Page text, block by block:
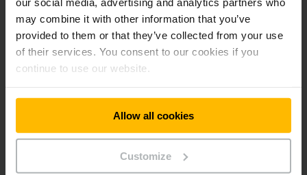
may combine it with other information that you’ve
provided to them or that they’ve collected from your use
of their services. You consent to our cookies if you
continue to use our website.
Allow all cookies
Customize